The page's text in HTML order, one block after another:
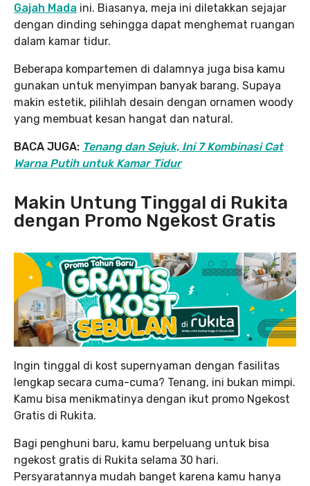
Gajah Mada ini. Biasanya, meja ini diletakkan sejajar
dengan dinding sehingga dapat menghemat ruangan
dalam kamar tidur.
Beberapa kompartemen di dalamnya juga bisa kamu
gunakan untuk menyimpan banyak barang. Supaya
makin estetik, pilihlah desain dengan ornamen woody
yang membuat kesan hangat dan natural.
BACA JUGA: Tenang dan Sejuk, Ini 7 Kombinasi Cat
Warna Putih untuk Kamar Tidur
Makin Untung Tinggal di Rukita
dengan Promo Ngekost Gratis
Ingin tinggal di kost supernyaman dengan fasilitas
lengkap secara cuma-cuma? Tenang, ini bukan mimpi.
Kamu bisa menikmatinya dengan ikut promo Ngekost
Gratis di Rukita.
Bagi penghuni baru, kamu berpeluang untuk bisa
ngekost gratis di Rukita selama 30 hari.
Persyaratannya mudah banget karena kamu hanya